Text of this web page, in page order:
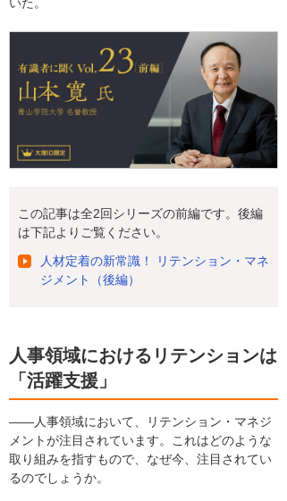
この記事は全2回シリーズの前編です。後編
は下記よりご覧ください。
人材定着の新常識！ リテンション・マネ
ジメント（後編）
人事領域におけるリテンションは
「活躍支援」
――人事領域において、リテンション・マネジ
メントが注目されています。これはどのような
取り組みを指すもので、なぜ今、注目されてい
るのでしょうか。